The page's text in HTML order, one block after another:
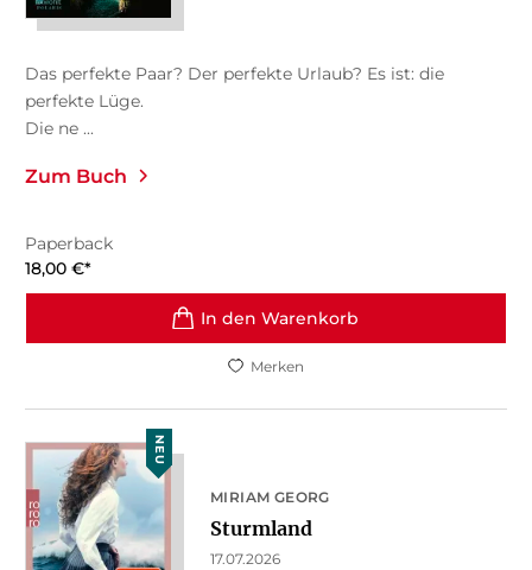
Das perfekte Paar? Der perfekte Urlaub? Es ist: die
perfekte Lüge.
Die ne ...
Zum Buch
Paperback
18,00 €*
In den Warenkorb
Merken
NEU
MIRIAM GEORG
Sturmland
17.07.2026